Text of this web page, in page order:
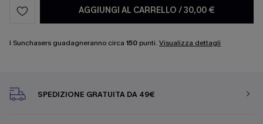
AGGIUNGI AL CARRELLO /30,00 €
I Sunchasers guadagneranno circa 150 punti. Visualizza dettagli
SPEDIZIONE GRATUITA DA 49€